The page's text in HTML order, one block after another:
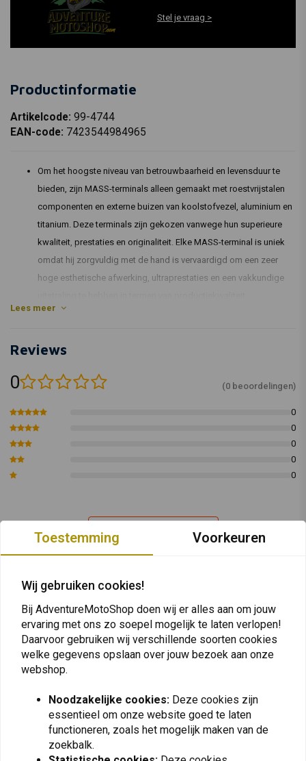
Stel je vraag >
Productinformatie
Artikelcode: 99-4744
EAN-code: 7423544984965
Om het hoogste niveau van betrouwbaarheid en levensduur te
bieden, zijn MASS-terminals alleen gemaakt met roestvrijstalen
componenten en externe buizen van koolstofvezel, aluminium en
titanium. Deze terminals zijn gekozen vanwege hun superieure
kwaliteit, prestaties en originaliteit. Elke MASS-terminal is uniek
omdat hij zorgvuldig met de hand is vervaardigd om een zeer
hoge esthetische afwerking, ultraprestaties en een vakkundige
De beste materialen die beschikbaar zijn op de metallurgische
duurzaamheid in de loop van de tijd valt niet te ontkennen.
sterkte en het laagste gewicht bieden, worden gebruikt om de
Past op:Honda Transalp 600 / 650 / 700
Tromb Carbon: Lengte: 350 mm
De "MASS"-sticker op de door u gekochte terminal is
mogelijk niet dezelfde als op de afbeelding.
Artikelcode: Honda Transalp 600 / 650 / 700 Tromb
Carb
Artikelcode: Honda Transalp 600 / 650 / 700 Tromb
Lees meer
Reviews
0 (0 beoordelingen)
0
0
0
0
0
Plaats ook een review
Vergelijkbare producten
Toestemming Voorkeuren
Wij gebruiken cookies!
Bij AdventureMotoShop doen wij er alles aan om jouw
ervaring met ons zo soepel mogelijk te laten verlopen!
Daarvoor gebruiken wij verschillende soorten cookies
welke gegevens opslaan over jouw bezoek aan onze
webshop.
Noodzakelijke cookies: Deze cookies zijn
essentieel om onze website goed te laten
functioneren, zoals het mogelijk maken van de
zoekbalk.